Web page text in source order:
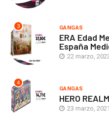
3 GANGAS
ERA Edad
España
22 marzo,
4
GANGAS
HERO
23 marzo, 2021